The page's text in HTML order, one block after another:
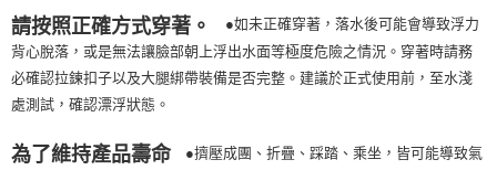
請按照正確方式穿著。
●如未正確穿著，落水後可能會導致浮力
背心脫落，或是無法讓臉部朝上浮出水面等極度危險之情況。穿著時請務
必確認拉鍊扣子以及大腿綁帶裝備是否完整。建議於正式使用前，至水淺
處測試，確認漂浮狀態。
為了維持產品壽命●擠壓成團、折疊、踩踏、乘坐，皆可能導致氣